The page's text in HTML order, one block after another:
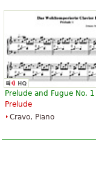
Die Kunst der Fuge
$28.95
Baerenreiter Verlag
Prelude and Fugue No. 1
Prelude
Cravo, Piano